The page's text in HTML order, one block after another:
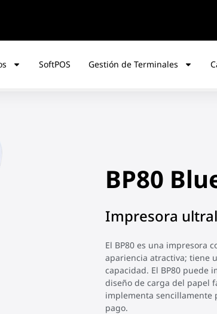
SoftPOS Gestión de Terminales
BP80
Impresora
El BP80 es una impresora
apariencia atractiva; tiene
capacidad. El BP80 puede
diseño de carga del papel
implementa sencillamente
pago.